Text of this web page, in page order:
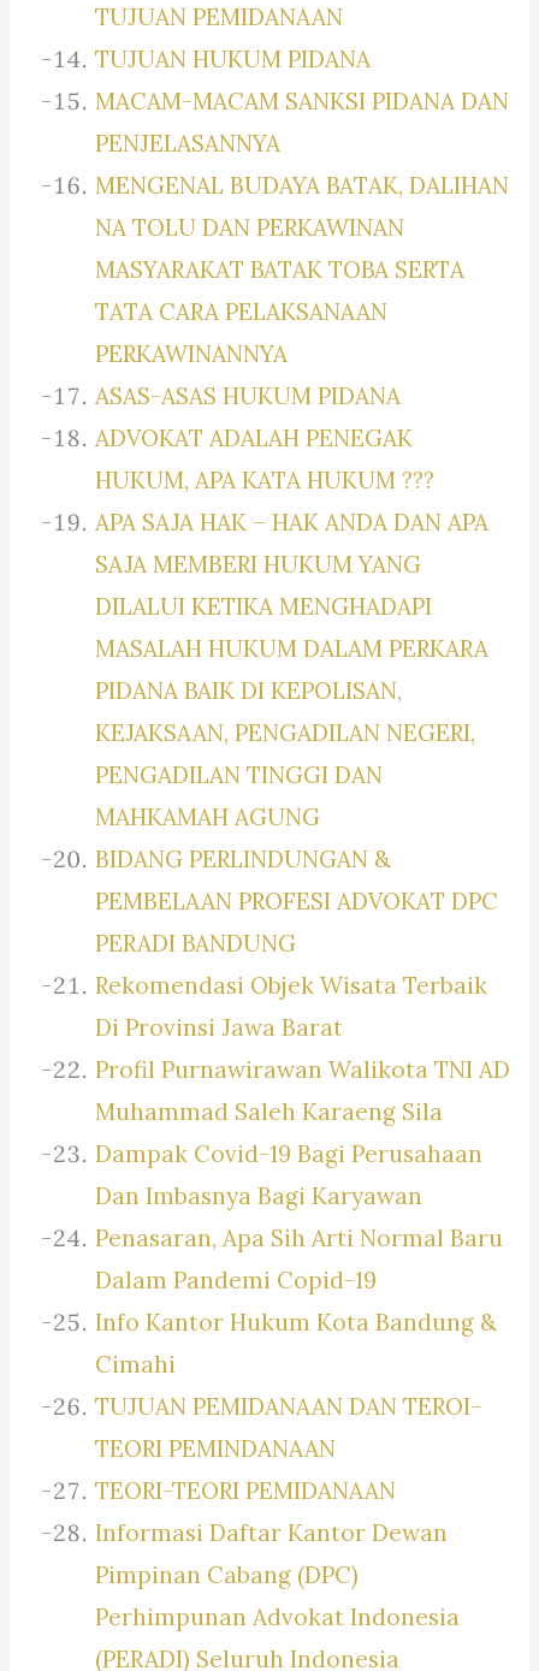
TUJUAN PEMIDANAAN
TUJUAN HUKUM PIDANA
MACAM-MACAM SANKSI PIDANA DAN
PENJELASANNYA
MENGENAL BUDAYA BATAK, DALIHAN
NA TOLU DAN PERKAWINAN
MASYARAKAT BATAK TOBA SERTA
TATA CARA PELAKSANAAN
PERKAWINANNYA
ASAS-ASAS HUKUM PIDANA
ADVOKAT ADALAH PENEGAK
HUKUM, APA KATA HUKUM ???
APA SAJA HAK – HAK ANDA DAN APA
SAJA MEMBERI HUKUM YANG
DILALUI KETIKA MENGHADAPI
MASALAH HUKUM DALAM PERKARA
PIDANA BAIK DI KEPOLISAN,
KEJAKSAAN, PENGADILAN NEGERI,
PENGADILAN TINGGI DAN
MAHKAMAH AGUNG
BIDANG PERLINDUNGAN &
PEMBELAAN PROFESI ADVOKAT DPC
PERADI BANDUNG
Rekomendasi Objek Wisata Terbaik
Di Provinsi Jawa Barat
Profil Purnawirawan Walikota TNI AD
Muhammad Saleh Karaeng Sila
Dampak Covid-19 Bagi Perusahaan
Dan Imbasnya Bagi Karyawan
Penasaran, Apa Sih Arti Normal Baru
Dalam Pandemi Copid-19
Info Kantor Hukum Kota Bandung &
Cimahi
TUJUAN PEMIDANAAN DAN TEROI-
TEORI PEMINDANAAN
TEORI-TEORI PEMIDANAAN
Informasi Daftar Kantor Dewan
Pimpinan Cabang (DPC)
Perhimpunan Advokat Indonesia
(PERADI) Seluruh Indonesia